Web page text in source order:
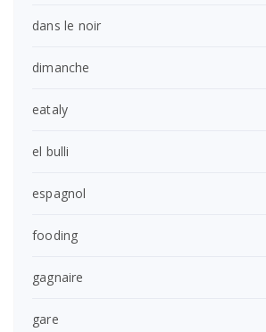
dans le noir
dimanche
eataly
el bulli
espagnol
fooding
gagnaire
gare